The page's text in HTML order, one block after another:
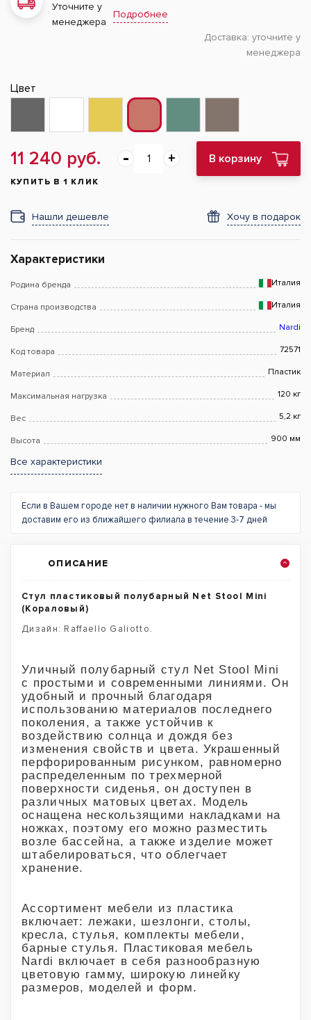
Уточните у
менеджера
Подробнее
Доставка: уточните у
менеджера
Цвет
11 240 руб. В корзину
КУПИТЬ В 1 КЛИК
Нашли дешевле Хочу в подарок
Характеристики
Родина бренда Италия
Страна производства Италия
Бренд Nardi
Код товара 72571
Материал Пластик
Максимальная нагрузка 120 кг
Вес 5,2 кг
Высота 900 мм
Все характеристики
Если в Вашем городе нет в наличии нужного Вам товара - мы
доставим его из ближайшего филиала в течение 3-7 дней
ОПИСАНИЕ
Стул пластиковый полубарный Net Stool Mini
(Кораловый)
Дизайн: Raffaello Galiotto.
Уличный полубарный стул Net Stool Mini
с простыми и современными линиями. Он
удобный и прочный благодаря
использованию материалов последнего
поколения, а также устойчив к
воздействию солнца и дождя без
изменения свойств и цвета. Украшенный
перфорированным рисунком, равномерно
распределенным по трехмерной
поверхности сиденья, он доступен в
различных матовых цветах. Модель
оснащена нескользящими накладками на
ножках, поэтому его можно разместить
возле бассейна, а также изделие может
штабелироваться, что облегчает
хранение.
Ассортимент мебели из пластика
включает: лежаки, шезлонги, столы,
кресла, стулья, комплекты мебели,
барные стулья. Пластиковая мебель
Nardi включает в себя разнообразную
цветовую гамму, широкую линейку
размеров, моделей и форм.